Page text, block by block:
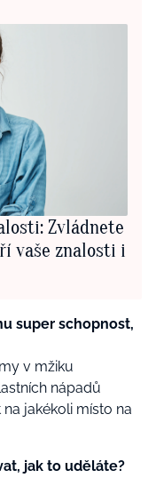
Zvládnete
vaše znalosti i
super schopnost,
v mžiku
nápadů
jakékoli místo na
jak to uděláte?